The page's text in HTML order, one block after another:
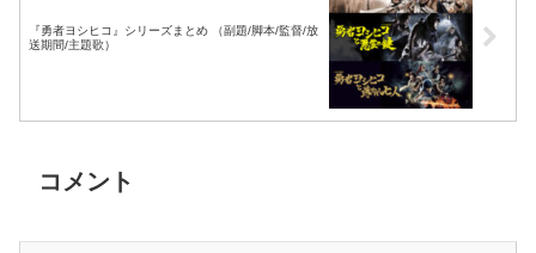
『勇者ヨシヒコ』シリーズまとめ （副題/脚本/監督/放
送期間/主題歌）
コメント